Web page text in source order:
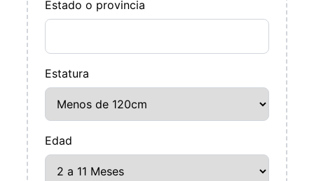
Estado o provincia
Estatura
Edad